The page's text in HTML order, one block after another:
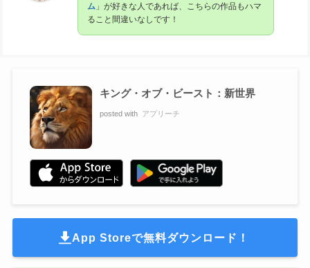
ム 」が好きな人であれば、こちらの作品もハマ
ること間違いなしです！
キング・オブ・ビースト：新世界
posted with アプリーチ
App Storeで無料ダウンロード！